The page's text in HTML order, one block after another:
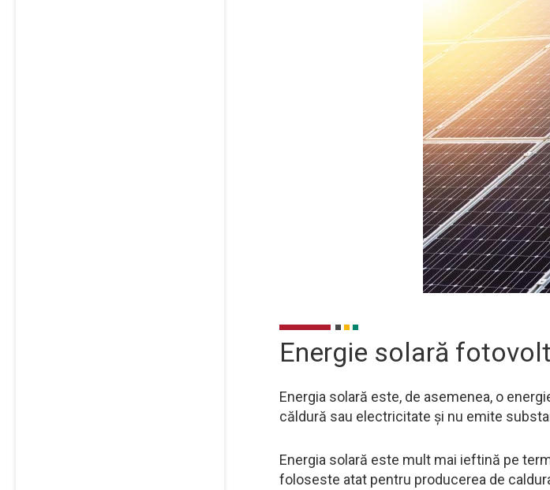
Energie solară
Energia solară este, de asemenea, o
căldură sau electricitate și nu emite
Energia solară este mult mai ieftină pe
foloseste atat pentru producerea de